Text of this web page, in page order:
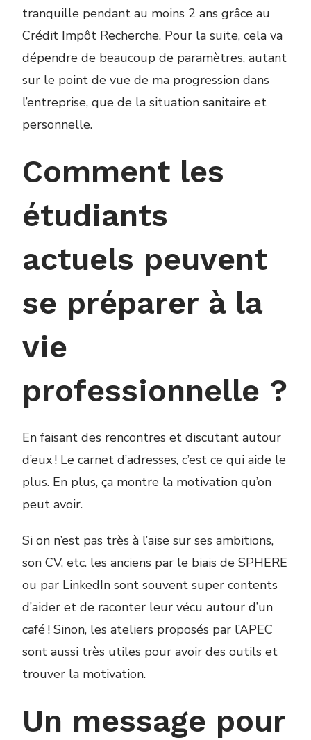
tranquille pendant au moins 2 ans grâce au
Crédit Impôt Recherche. Pour la suite, cela va
dépendre de beaucoup de paramètres, autant
sur le point de vue de ma progression dans
l’entreprise, que de la situation sanitaire et
personnelle.
Comment les
étudiants
actuels peuvent
se préparer à la
vie
professionnelle ?
En faisant des rencontres et discutant autour
d’eux ! Le carnet d’adresses, c’est ce qui aide le
plus. En plus, ça montre la motivation qu’on
peut avoir.
Si on n’est pas très à l’aise sur ses ambitions,
son CV, etc. les anciens par le biais de SPHERE
ou par LinkedIn sont souvent super contents
d’aider et de raconter leur vécu autour d’un
café ! Sinon, les ateliers proposés par l’APEC
sont aussi très utiles pour avoir des outils et
trouver la motivation.
Un message pour